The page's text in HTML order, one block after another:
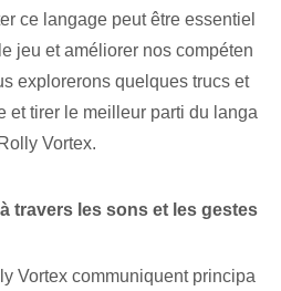
ce langage peut être essentiel
jeu et améliorer nos compéten
explorerons quelques trucs et
et tirer le meilleur parti du langa
Vortex.
travers les sons et les gestes
Vortex communiquent principa